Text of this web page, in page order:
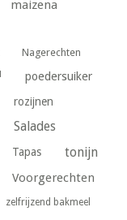
maizena
Nagerechten
poedersuiker
rozijnen
Salades
Tapas tonijn
Voorgerechten
zelfrijzend bakmeel